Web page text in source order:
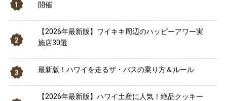
開催
【2026年最新版】ワイキキ周辺のハッピーアワー実
施店30選
最新版！ハワイを走るザ・バスの乗り方＆ルール
【2026年最新版】ハワイ土産に人気！絶品クッキー